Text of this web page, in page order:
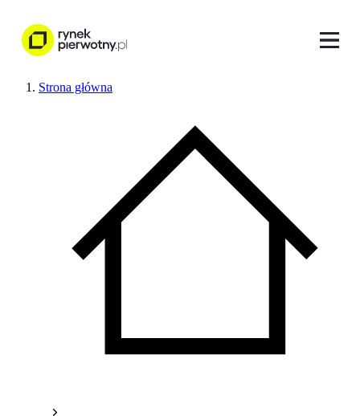
Strona główna